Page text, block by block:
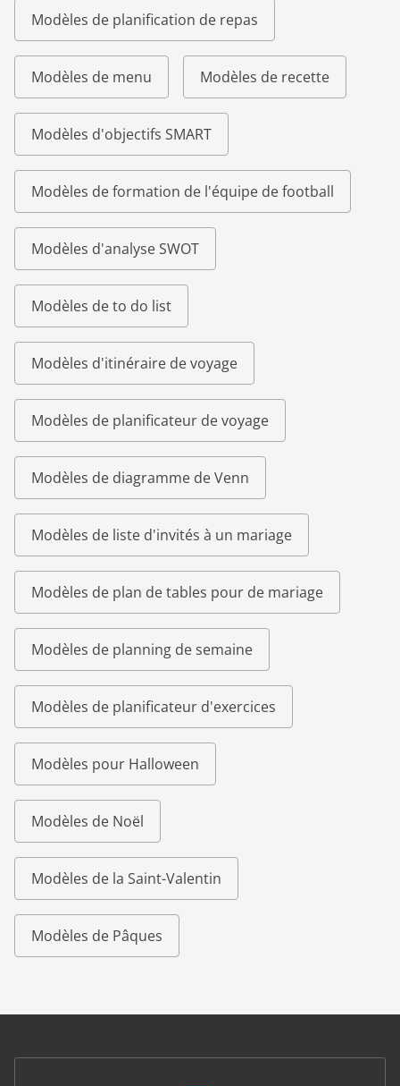
Modèles de planification de repas
Modèles de menu Modèles de recette
Modèles d'objectifs SMART
Modèles de formation de l'équipe de football
Modèles d'analyse SWOT
Modèles de to do list
Modèles d'itinéraire de voyage
Modèles de planificateur de voyage
Modèles de diagramme de Venn
Modèles de liste d'invités à un mariage
Modèles de plan de tables pour de mariage
Modèles de planning de semaine
Modèles de planificateur d'exercices
Modèles pour Halloween
Modèles de Noël
Modèles de la Saint-Valentin
Modèles de Pâques